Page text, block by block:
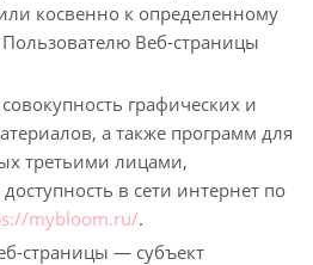
косвенно к определенному
Веб-страницы
графических и
а также программ для
третьими лицами,
в сети интернет по
mybloom.ru/.
страницы — субъект